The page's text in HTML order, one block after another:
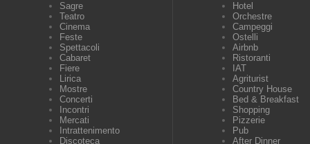
Sagre
Teatro
Cinema
Feste
Spettacoli
Cabaret
Fiere
Lirica
Mostre
Concerti
Incontri
Mercati
Intrattenimento
Discoteca
Hotel
Orchestre
Campeggi
Ostelli
Airbnb
Ristoranti
IAT
Agriturist
Country House
Bed & Breakfast
Shopping
Pizzerie
Pub
After Dinner